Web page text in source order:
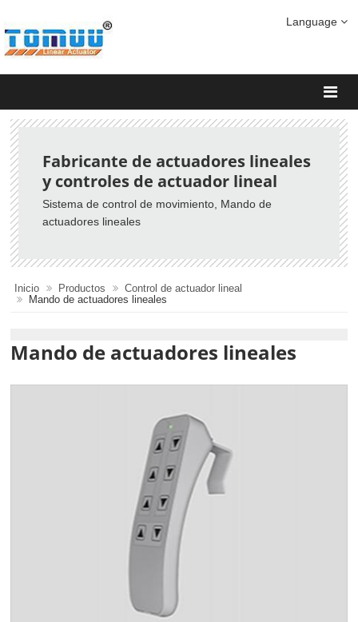
Language
Fabricante de actuadores lineales
y controles de actuador lineal
Sistema de control de movimiento , Mando de
actuadores lineales
Inicio Productos
Control de actuador lineal
Mando de actuadores lineales
Mando de actuadores lineales